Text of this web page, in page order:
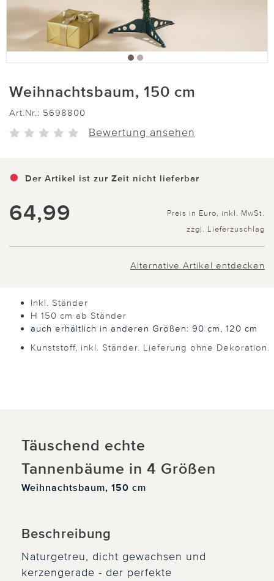
Weihnachtsbaum, 150 cm
Art.Nr.: 5698800
Bewertung ansehen
Der Artikel ist zur Zeit nicht lieferbar
64,99
Preis in Euro, inkl. MwSt.
zzgl. Lieferzuschlag
Alternative Artikel entdecken
Inkl. Ständer
H 150 cm ab Ständer
auch erhältlich in anderen Größen: 90 cm, 120 cm
Kunststoff, inkl. Ständer. Lieferung ohne Dekoration.
Täuschend echte
Tannenbäume in 4 Größen
Weihnachtsbaum, 150 cm
Beschreibung
Naturgetreu, dicht gewachsen und
kerzengerade - der perfekte